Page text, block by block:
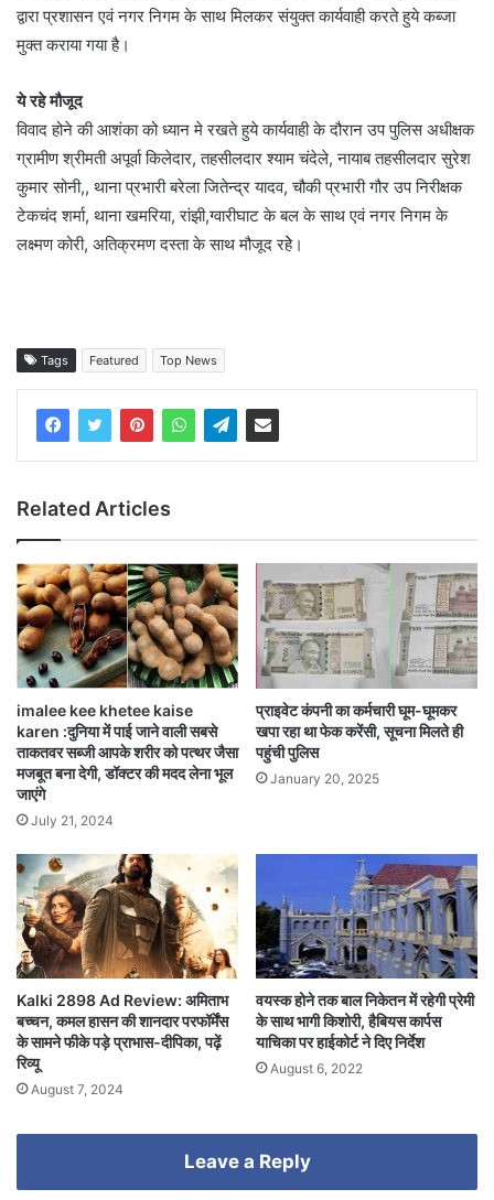
द्वारा प्रशासन एवं नगर निगम के साथ मिलकर संयुक्त कार्यवाही करते हुये कब्जा
मुक्त कराया गया है।
ये रहे मौजूद
विवाद होने की आशंका को ध्यान मे रखते हुये कार्यवाही के दौरान उप पुलिस अधीक्षक
ग्रामीण श्रीमती अपूर्वा किलेदार, तहसीलदार श्याम चंदेले, नायाब तहसीलदार सुरेश
कुमार सोनी,, थाना प्रभारी बरेला जितेन्द्र यादव, चौकी प्रभारी गौर उप निरीक्षक
टेकचंद शर्मा, थाना खमरिया, रांझी,ग्वारीघाट के बल के साथ एवं नगर निगम के
लक्ष्मण कोरी, अतिक्रमण दस्ता के साथ मौजूद रहेे।
Tags Featured Top News
Related Articles
imalee kee khetee kaise
karen :दुनिया में पाई जाने वाली सबसे
ताकतवर सब्जी आपके शरीर को पत्थर जैसा
मजबूत बना देगी, डॉक्टर की मदद लेना भूल
जाएंगे
July 21, 2024
प्राइवेट कंपनी का कर्मचारी घूम-घूमकर
खपा रहा था फेक करेंसी, सूचना मिलते ही
पहुंची पुलिस
January 20, 2025
Kalki 2898 Ad Review: अमिताभ
बच्चन, कमल हासन की शानदार परफॉर्मेंस
के सामने फीके पड़े प्राभास-दीपिका, पढ़ें
रिव्यू
August 7, 2024
वयस्क होने तक बाल निकेतन में रहेगी प्रेमी
के साथ भागी किशोरी, हैबियस कार्पस
याचिका पर हाईकोर्ट ने दिए निर्देश
August 6, 2022
Leave a Reply